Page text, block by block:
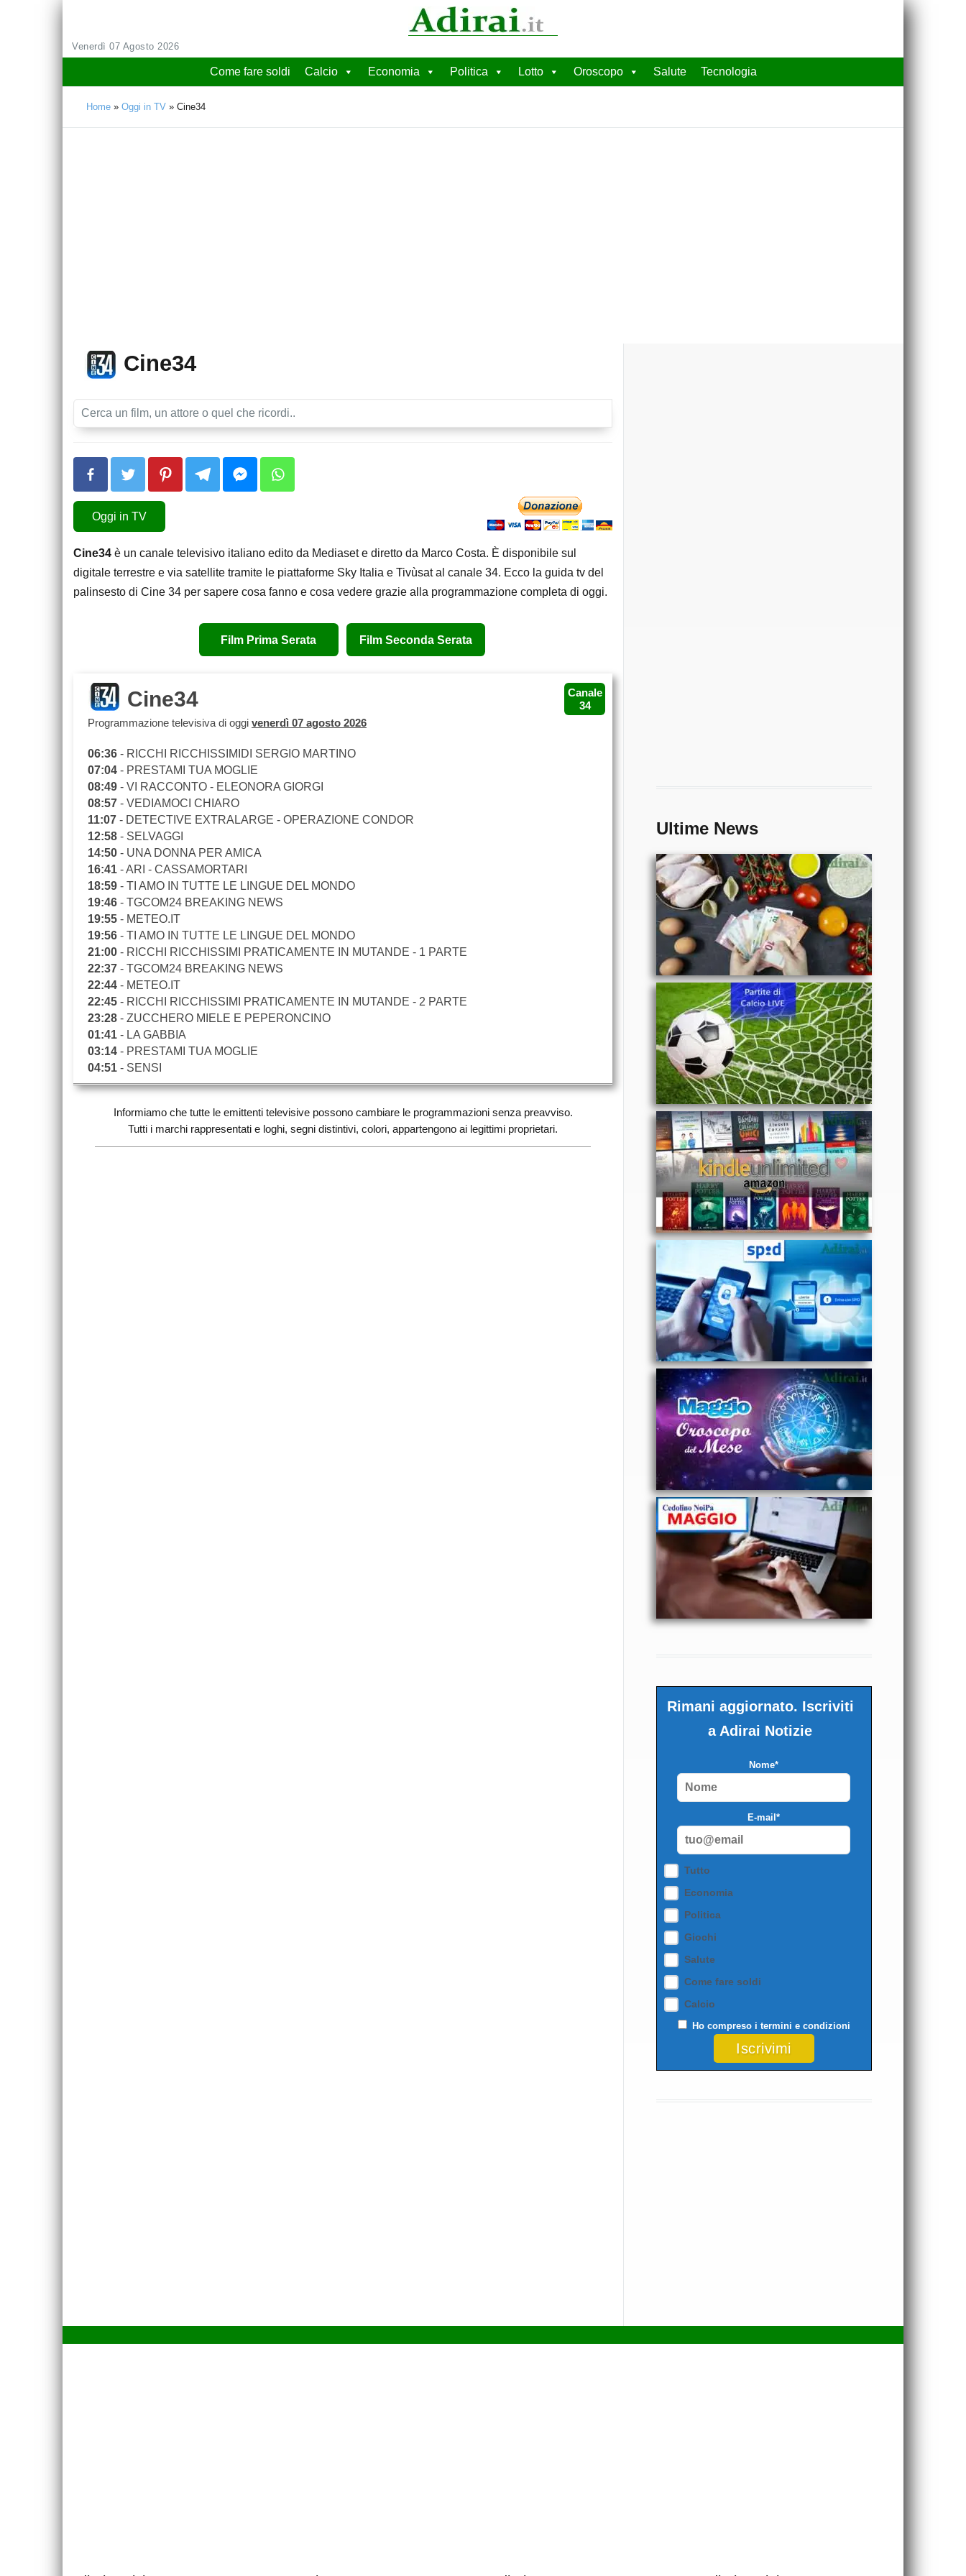
Venerdì 07 Agosto 2026
Come fare soldi Calcio Economia Politica Lotto Oroscopo Salute Tecnologia
Home » Oggi in TV » Cine34
Cine34
Oggi in TV
Cine34 è un canale televisivo italiano edito da Mediaset e diretto da Marco Costa. È disponibile sul
digitale terrestre e via satellite tramite le piattaforme Sky Italia e Tivùsat al canale 34. Ecco la guida tv del
palinsesto di Cine 34 per sapere cosa fanno e cosa vedere grazie alla programmazione completa di oggi.
Film Prima Serata Film Seconda Serata
Cine34
Canale
34
Programmazione televisiva di oggi venerdì 07 agosto 2026
06:36 - RICCHI RICCHISSIMIDI SERGIO MARTINO
07:04 - PRESTAMI TUA MOGLIE
08:49 - VI RACCONTO - ELEONORA GIORGI
08:57 - VEDIAMOCI CHIARO
11:07 - DETECTIVE EXTRALARGE - OPERAZIONE CONDOR
12:58 - SELVAGGI
14:50 - UNA DONNA PER AMICA
16:41 - ARI - CASSAMORTARI
18:59 - TI AMO IN TUTTE LE LINGUE DEL MONDO
19:46 - TGCOM24 BREAKING NEWS
19:55 - METEO.IT
19:56 - TI AMO IN TUTTE LE LINGUE DEL MONDO
21:00 - RICCHI RICCHISSIMI PRATICAMENTE IN MUTANDE - 1 PARTE
22:37 - TGCOM24 BREAKING NEWS
22:44 - METEO.IT
22:45 - RICCHI RICCHISSIMI PRATICAMENTE IN MUTANDE - 2 PARTE
23:28 - ZUCCHERO MIELE E PEPERONCINO
01:41 - LA GABBIA
03:14 - PRESTAMI TUA MOGLIE
04:51 - SENSI
Informiamo che tutte le emittenti televisive possono cambiare le programmazioni senza preavviso.
Tutti i marchi rappresentati e loghi, segni distintivi, colori, appartengono ai legittimi proprietari.
Ultime News
alimentare
- Partite
di oggi
orari e
risultati
in tempo
reale
TECNOLOGIA
-
Abbonamento
Kindle
Unlimited
costo Amazon
e iscrizione
gratis
TECNOLOGIA
- Come si fa lo
SPID: gestori
abilitati,
autenticazione,
accesso, a
cosa serve e
assistenza
OROSCOPO
- Oroscopo
Maggio 2025
Amore,
Lavoro e
Salute segno
per segno
ECONOMIA
- NoiPa
cedolino
Maggio
2025 data
accredito
stipendi PA
Rimani aggiornato. Iscriviti
a Adirai Notizie
Nome*
E-mail*
Tutto
Economia
Politica
Giochi
Salute
Come fare soldi
Calcio
Ho compreso i termini e condizioni